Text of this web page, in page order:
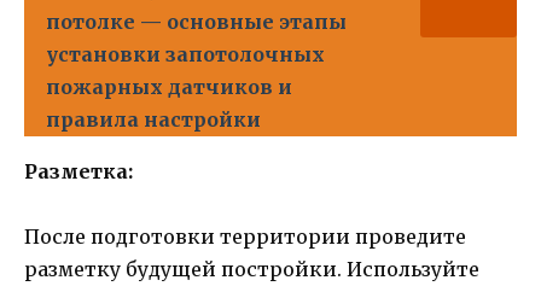
потолке — основные этапы
установки запотолочных
пожарных датчиков и
правила настройки
Разметка:
После подготовки территории проведите
разметку будущей постройки. Используйте